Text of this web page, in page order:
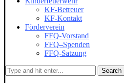
KF-Betreuer
KF-Kontakt
Förderverein
FFQ-Vorstand
FFQ–Spenden
FFQ-Satzung
Search